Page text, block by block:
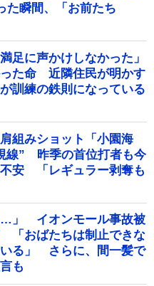
た瞬間、「お前たち
足に声かけしなかった」
た命 近隣住民が明かす
訓練の鉄則になっている
組みショット「小園海
線” 昨季の首位打者も今
安 「レギュラー剥奪も
…」 イオンモール事故被
「おばたちは制止できな
る」 さらに、間一髪で
も